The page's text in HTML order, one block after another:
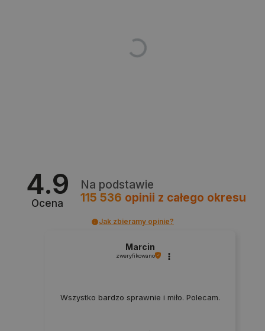
4.9
Ocena
Na podstawie
115 536 opinii z całego okresu
Jak zbieramy opinie?
Marcin
zweryfikowano
Wszystko bardzo sprawnie i miło. Polecam.